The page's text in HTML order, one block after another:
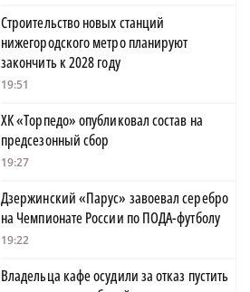
Строительство новых станций
нижегородского метро планируют
закончить к 2028 году
19:51
ХК «Торпедо» опубликовал состав на
предсезонный сбор
19:27
Дзержинский «Парус» завоевал серебро
на Чемпионате России по ПОДА-футболу
19:22
Владельца кафе осудили за отказ пустить